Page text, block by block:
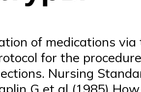
of medications
for the
Nursing
G et al (1985)